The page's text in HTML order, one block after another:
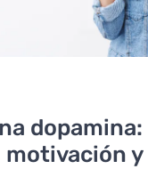
motivación